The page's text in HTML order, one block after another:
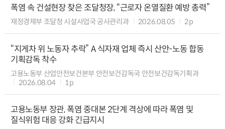
폭염 속 건설현장 찾은 조달청장, “근로자 온열질환 예방 총력”
재정경제부 조달청 시설사업국 공사관리과 2026.08.05 2p
“지게차 위 노동자 추락” A 식자재 업체 즉시 산안-노동 합동
기획감독 착수
고용노동부 산업안전보건본부 안전보건감독국 안전보건감독기획과
2026.08.04
1p
고용노동부 장관, 폭염 중대본 2단계 격상에 따라 폭염 및
질식위험 대응 강화 긴급지시